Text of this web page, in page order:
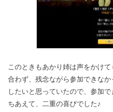
このときもあかり姉は声をかけ
合わず、残念ながら参加できな
したいと思っていたので、参加
ちあえて、二重の喜びでした♪